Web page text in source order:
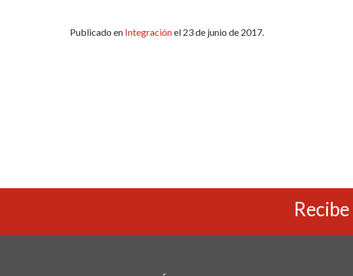
Publicado en Integraciónel 23 de junio de 2017.